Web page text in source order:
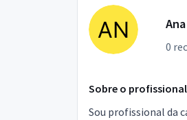
Ana
0
Sobre o profissional
Sou profissional da